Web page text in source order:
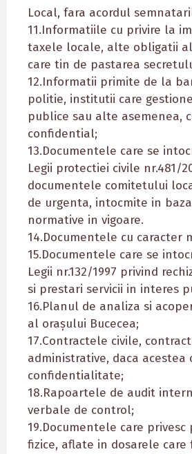
Local, fara acordul
11.Informatiile cu privire la
taxele locale, alte obligatii
care tin de pastarea
12.Informatii primite de la
politie, institutii care
publice sau alte asemenea,
confidential;
13.Documentele care se
Legii protectiei civile nr.481/
documentele comitetului
de urgenta, intocmite in
normative in vigoare.
14.Documentele cu caracter
15.Documentele care se
Legii nr.132/1997 privind
si prestari servicii in interes
16.Planul de analiza si
al orașului Bucecea;
17.Contractele civile,
administrative, daca acestea
confidentialitate;
18.Rapoartele de audit
verbale de control;
19.Documentele care privesc
fizice, aflate in dosarele care